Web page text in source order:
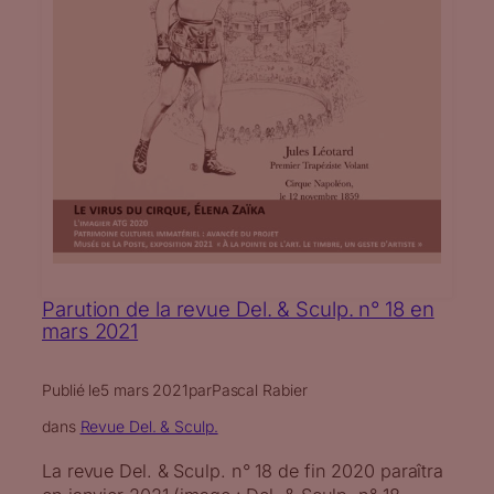
Parution de la revue Del. & Sculp. n° 18 en
mars 2021
Publié le5 mars 2021parPascal Rabier
dans Revue Del. & Sculp.
La revue Del. & Sculp. n° 18 de fin 2020 paraîtra